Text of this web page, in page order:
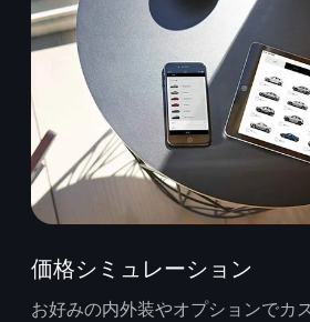
価格シミュレーション
お好みの内外装やオプションでカ